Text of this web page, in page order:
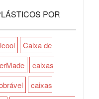
POR
Caixa de
caixas
caixas